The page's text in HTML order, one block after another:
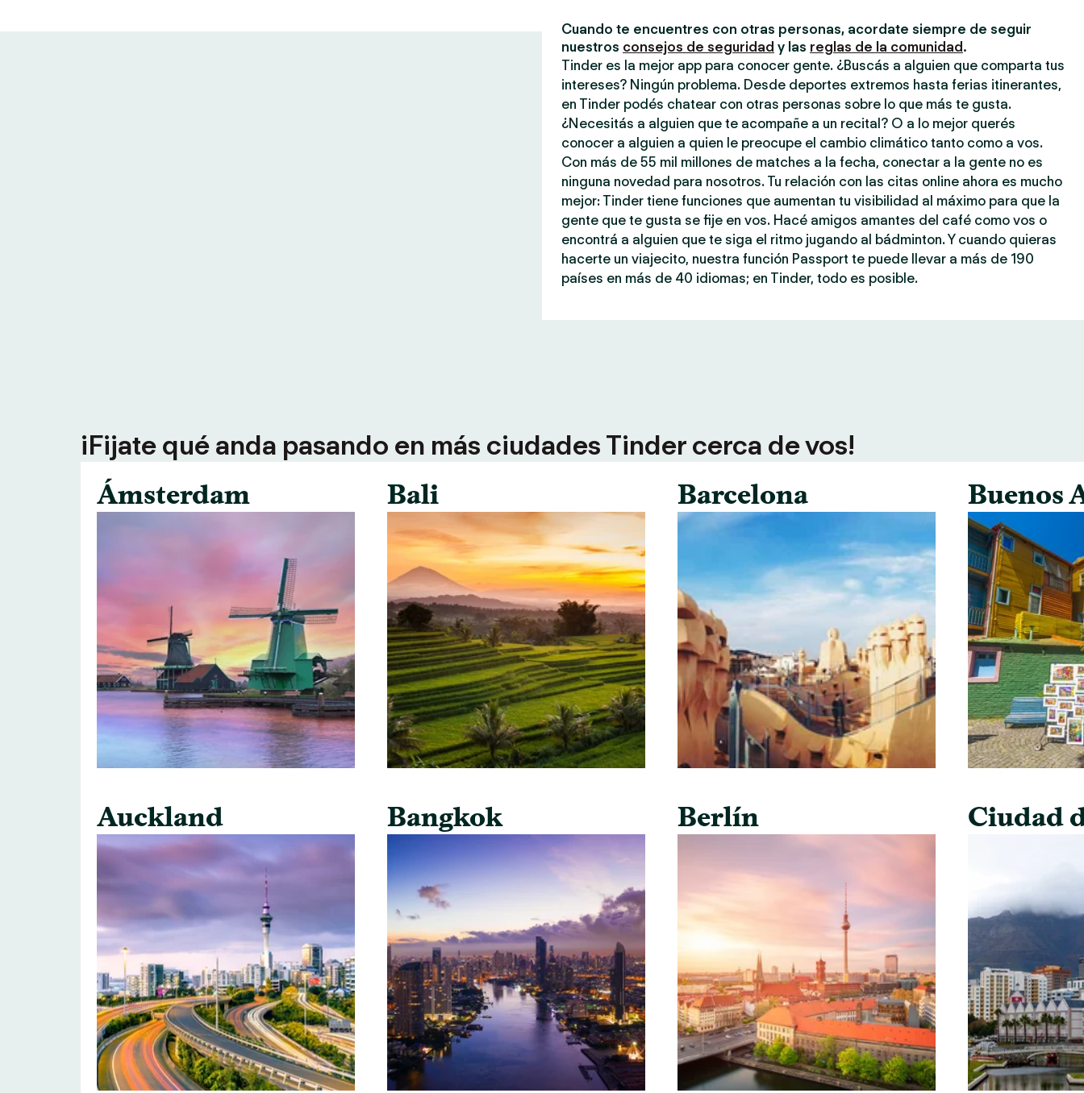
Cuando te encuentres con otras personas, acordate siempre de seguir
nuestros consejos de seguridad y las reglas de la comunidad .
Tinder es la mejor app para conocer gente. ¿Buscás a alguien que comparta tus
intereses? Ningún problema. Desde deportes extremos hasta ferias itinerantes,
en Tinder podés chatear con otras personas sobre lo que más te gusta.
¿Necesitás a alguien que te acompañe a un recital? O a lo mejor querés
conocer a alguien a quien le preocupe el cambio climático tanto como a vos.
Con más de 55 mil millones de matches a la fecha, conectar a la gente no es
ninguna novedad para nosotros. Tu relación con las citas online ahora es mucho
mejor: Tinder tiene funciones que aumentan tu visibilidad al máximo para que la
gente que te gusta se fije en vos. Hacé amigos amantes del café como vos o
encontrá a alguien que te siga el ritmo jugando al bádminton. Y cuando quieras
hacerte un viajecito, nuestra función Passport te puede llevar a más de 190
países en más de 40 idiomas; en Tinder, todo es posible.
¡Fijate qué anda pasando en más ciudades Tinder cerca de vos!
Ámsterdam
Auckland
Bali
Bangkok
Barcelona
Berlín
Buenos
Ciudad